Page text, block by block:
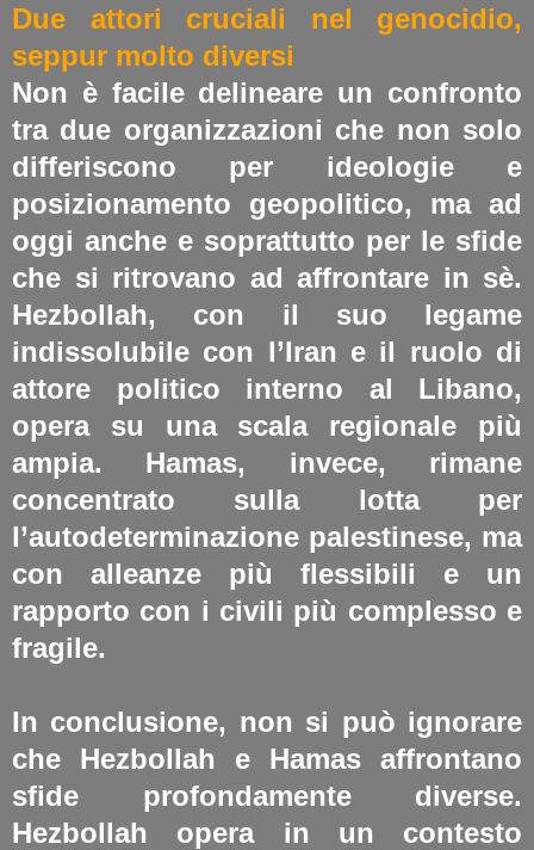
Due attori cruciali nel genocidio,
seppur molto diversi
Non è facile delineare un confronto
tra due organizzazioni che non solo
differiscono per ideologie e
posizionamento geopolitico, ma ad
oggi anche e soprattutto per le sfide
che si ritrovano ad affrontare in sè.
Hezbollah, con il suo legame
indissolubile con l’Iran e il ruolo di
attore politico interno al Libano,
opera su una scala regionale più
ampia. Hamas, invece, rimane
concentrato sulla lotta per
l’autodeterminazione palestinese, ma
con alleanze più flessibili e un
rapporto con i civili più complesso e
fragile.
In conclusione, non si può ignorare
che Hezbollah e Hamas affrontano
sfide profondamente diverse.
Hezbollah opera in un contesto